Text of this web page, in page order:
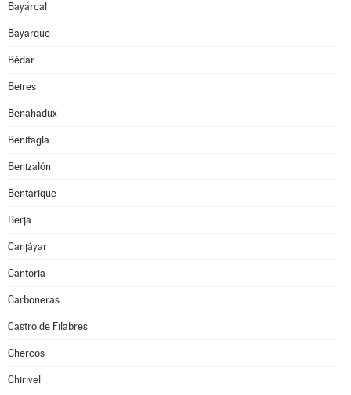
Bayárcal
Bayarque
Bédar
Beires
Benahadux
Benitagla
Benizalón
Bentarique
Berja
Canjáyar
Cantoria
Carboneras
Castro de Filabres
Chercos
Chirivel